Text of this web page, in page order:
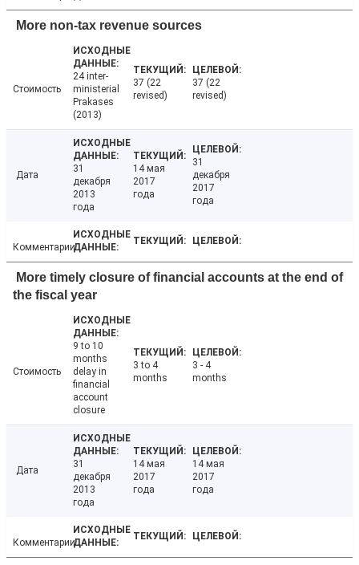
More non-tax revenue sources
Стоимость
24 inter-
ministerial
Prakases
(2013)
37 (22
revised)
37 (22
revised)
Дата
31
декабря
2013
года
14 мая
2017
года
31
декабря
2017
года
Комментарии
More timely closure of financial accounts at the end of
the fiscal year
Стоимость
9 to 10
months
delay in
financial
account
closure
3 to 4
months
3 - 4
months
Дата
31
декабря
2013
года
14 мая
2017
года
14 мая
2017
года
Комментарии